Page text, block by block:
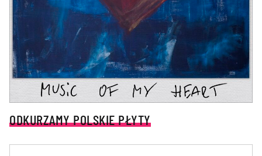
ODKURZAMY POLSKIE PŁYTY